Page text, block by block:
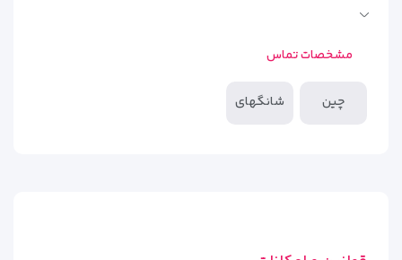
مشخصات تماس
چین شانگهای